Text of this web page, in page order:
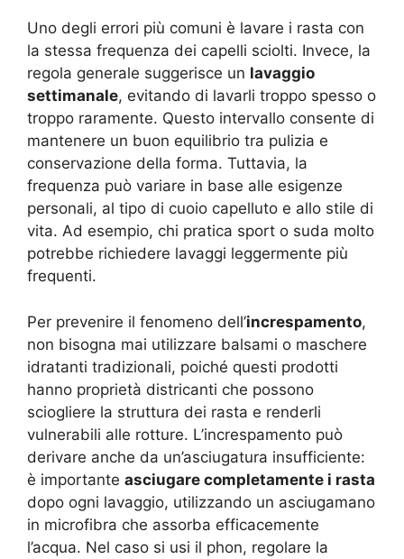
Uno degli errori più comuni è lavare i rasta con
la stessa frequenza dei capelli sciolti. Invece, la
regola generale suggerisce un lavaggio
settimanale, evitando di lavarli troppo spesso o
troppo raramente. Questo intervallo consente di
mantenere un buon equilibrio tra pulizia e
conservazione della forma. Tuttavia, la
frequenza può variare in base alle esigenze
personali, al tipo di cuoio capelluto e allo stile di
vita. Ad esempio, chi pratica sport o suda molto
potrebbe richiedere lavaggi leggermente più
frequenti.
Per prevenire il fenomeno dell’increspamento,
non bisogna mai utilizzare balsami o maschere
idratanti tradizionali, poiché questi prodotti
hanno proprietà districanti che possono
sciogliere la struttura dei rasta e renderli
vulnerabili alle rotture. L’increspamento può
derivare anche da un’asciugatura insufficiente:
è importante asciugare completamente i rasta
dopo ogni lavaggio, utilizzando un asciugamano
in microfibra che assorba efficacemente
l’acqua. Nel caso si usi il phon, regolare la